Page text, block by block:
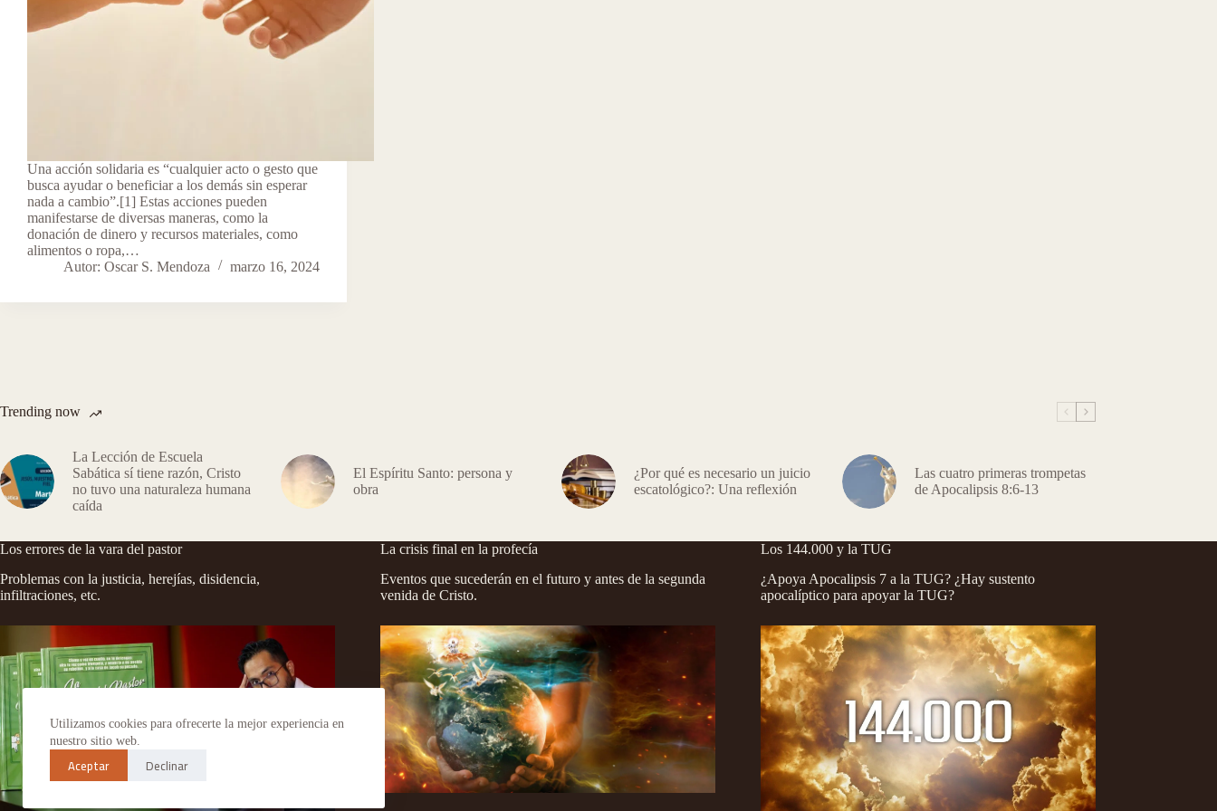
Utilizamos cookies para ofrecerte la mejor experiencia en
nuestro sitio web.
Aceptar Declinar
Una acción solidaria es “cualquier acto o gesto que
busca ayudar o beneficiar a los demás sin esperar
nada a cambio”.[1] Estas acciones pueden
manifestarse de diversas maneras, como la
donación de dinero y recursos materiales, como
alimentos o ropa,…
Autor: Oscar S. Mendoza
marzo 16, 2024
Trending now
La Lección de Escuela
Sabática sí tiene razón, Cristo
no tuvo una naturaleza humana
caída
El Espíritu Santo: persona y
obra
¿Por qué es necesario un juicio
escatológico?: Una reflexión
Las cuatro primeras trompetas
de Apocalipsis 8:6-13
Los errores de la vara del pastor
Problemas con la justicia, herejías, disidencia,
infiltraciones, etc.
La crisis final en la profecía
Eventos que sucederán en el futuro y antes de la segunda
venida de Cristo.
Los 144.000 y la TUG
¿Apoya Apocalipsis 7 a la TUG? ¿Hay sustento
apocalíptico para apoyar la TUG?